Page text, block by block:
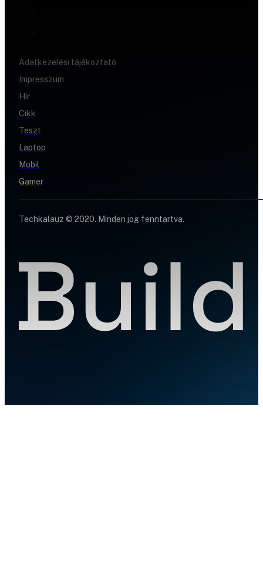
Adatkezelési tájékoztató
Impresszum
Hír
Cikk
Teszt
Laptop
Mobil
Gamer
Techkalauz © 2020. Minden jog fenntartva.